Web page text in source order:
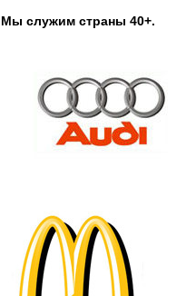
Мы служим страны 40+.